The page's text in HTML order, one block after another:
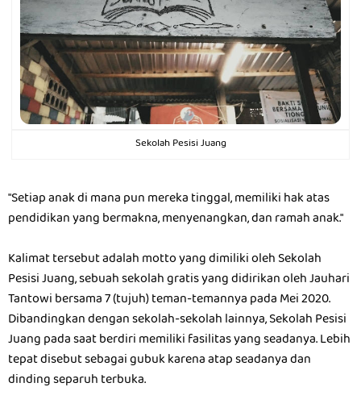
Sekolah Pesisi Juang
"Setiap anak di mana pun mereka tinggal, memiliki hak atas
pendidikan yang bermakna, menyenangkan, dan ramah anak."
Kalimat tersebut adalah motto yang dimiliki oleh Sekolah
Pesisi Juang, sebuah sekolah gratis yang didirikan oleh Jauhari
Tantowi bersama 7 (tujuh) teman-temannya pada Mei 2020.
Dibandingkan dengan sekolah-sekolah lainnya, Sekolah Pesisi
Juang pada saat berdiri memiliki fasilitas yang seadanya. Lebih
tepat disebut sebagai gubuk karena atap seadanya dan
dinding separuh terbuka.